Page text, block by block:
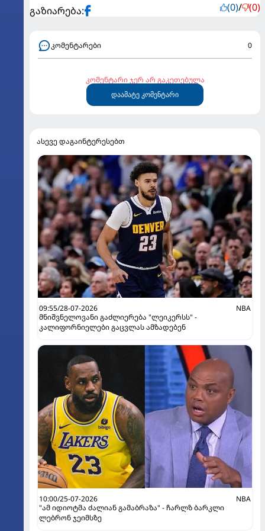
გაზიარება: (0)/ (0)
კომენტარები 0
კომენტარი ჯერ არ გაკეთებულა
დაამატე კომენტარი
ასევე დაგაინტერესებთ
09:55/28-07-2026
NBA
მნიშვნელოვანი გაძლიერება "ლეიკერსს" -
კალიფორნიელები გაცვლას ამზადებენ
10:00/25-07-2026
NBA
"ამ იდიოტმა ძალიან გამაბრაზა" - ჩარლზ ბარკლი
ლებრონ ჯეიმსზე